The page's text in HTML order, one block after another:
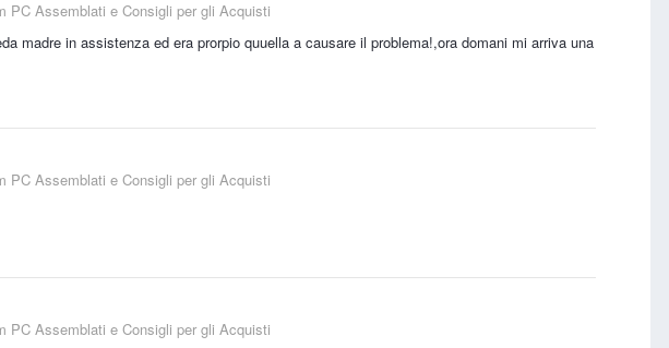
PC Assemblati e Consigli per gli Acquisti
madre in assistenza ed era prorpio quuella a causare il problema!,ora domani mi arriva una
PC Assemblati e Consigli per gli Acquisti
PC Assemblati e Consigli per gli Acquisti